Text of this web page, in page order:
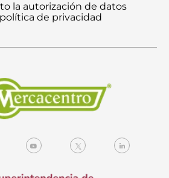
la autorización de datos
de privacidad